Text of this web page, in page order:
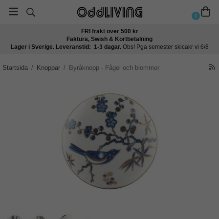
0
FRI frakt över 500 kr
Faktura, Swish & Kortbetalning
Lager i Sverige. Leveranstid: 1-3 dagar. Obs! Pga semester skicakr vi 6/8
Startsida / Knoppar / Byråknopp - Fågel och blommor